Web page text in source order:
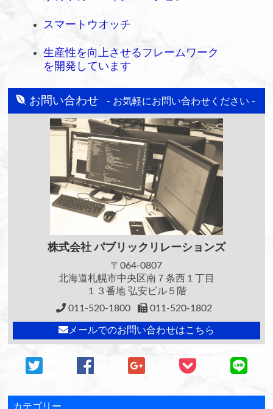
スマートウオッチ
生産性を向上させるフレームワーク
を開発しています
お問い合わせ - お気軽にお問い合わせください -
株式会社パブリックリレーションズ
〒064-0807
北海道札幌市中央区南７条西１丁目
１３番地 弘安ビル５階
011-520-1800
011-520-1802
メールでのお問い合わせはこちら
カテゴリー